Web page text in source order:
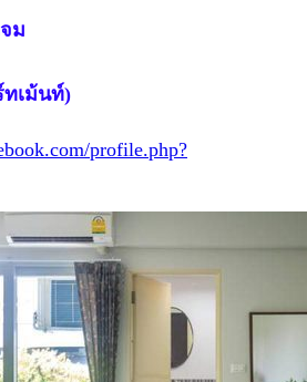
ม
เม้นท์)
profile.php?